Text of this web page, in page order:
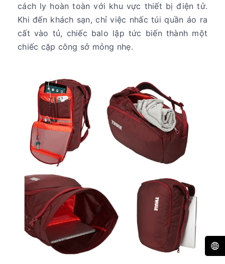
cách ly hoàn toàn với khu vực thiết bị điện tử.
Khi đến khách sạn, chỉ việc nhấc túi quần áo ra
cất vào tủ, chiếc balo lập tức biến thành một
chiếc cặp công sở mỏng nhẹ.